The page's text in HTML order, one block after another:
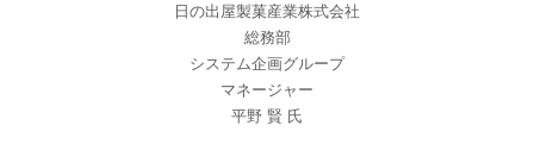
日の出屋製菓産業株式会社
総務部
システム企画グループ
マネージャー
平野 賢 氏